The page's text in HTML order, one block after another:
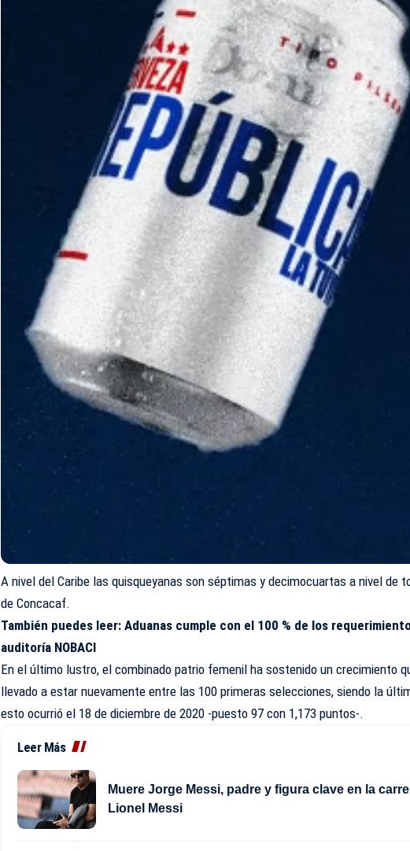
A nivel del Caribe las quisqueyanas son séptimas y decimocuartas a nivel de
deConcacaf.
También puedes leer:Aduanas cumple con el 100 % de los
auditoría NOBACI
En el último lustro, el combinado patrio femenil ha sostenido un crecimiento
llevado a estar nuevamente entre las 100 primeras selecciones, siendo la
esto ocurrió el 18 de diciembre de 2020 -puesto 97 con 1,173 puntos-.
Leer Más
Muere Jorge Messi, padre y figura clave en la
Lionel Messi